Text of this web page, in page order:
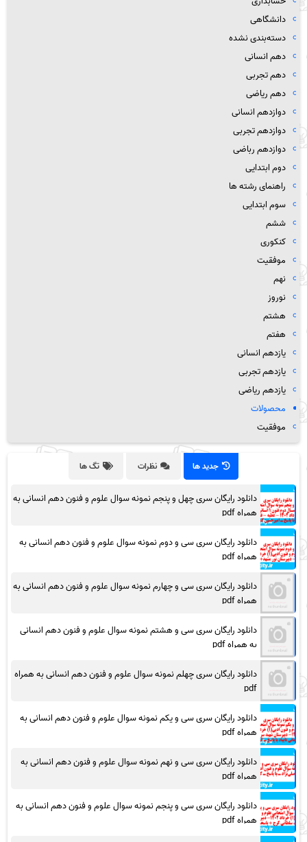
دانشگاهی
دسته‌بندی نشده
دهم انسانی
دهم تجربی
دهم ریاضی
دوازدهم انسانی
دوازدهم تجربی
دوازدهم رباضی
دوم ابتدایی
راهنمای رشته ها
سوم ابتدایی
ششم
کنکوری
موفقیت
نهم
نوروز
هشتم
هفتم
یازدهم انسانی
یازدهم تجربی
یازدهم ریاضی
محصولات
موفقیت
جدید ها نظرات تگ ها
دانلود رایگان سری چهل و پنجم نمونه سوال علوم و فنون دهم انسانی به
همراه pdf
دانلود رایگان سری سی و دوم نمونه سوال علوم و فنون دهم انسانی به
همراه pdf
دانلود رایگان سری سی و چهارم نمونه سوال علوم و فنون دهم انسانی به
همراه pdf
دانلود رایگان سری سی و هشتم نمونه سوال علوم و فنون دهم انسانی
به همراه pdf
دانلود رایگان سری چهلم نمونه سوال علوم و فنون دهم انسانی به همراه
pdf
دانلود رایگان سری سی و یکم نمونه سوال علوم و فنون دهم انسانی به
همراه pdf
دانلود رایگان سری سی و نهم نمونه سوال علوم و فنون دهم انسانی به
همراه pdf
دانلود رایگان سری سی و پنجم نمونه سوال علوم و فنون دهم انسانی به
همراه pdf